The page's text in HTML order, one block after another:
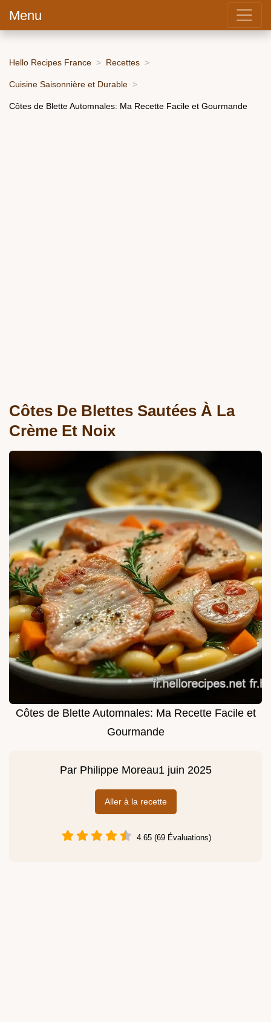
Menu
Hello Recipes France Recettes
Cuisine Saisonnière et Durable
Côtes de Blette Automnales: Ma Recette Facile et Gourmande
Côtes De Blettes Sautées À La
Crème Et Noix
Côtes de Blette Automnales: Ma Recette Facile et
Gourmande
Par Philippe Moreau1 juin 2025
Aller à la recette
4.65 (69 Évaluations)